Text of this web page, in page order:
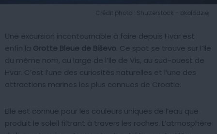
Crédit photo : Shutterstock – bkolodziej
Une excursion incontournable à faire depuis Hvar est
enfin la Grotte Bleue de Biševo . Ce spot se trouve sur l’île
du même nom, au large de l’île de Vis, au sud-ouest de
Hvar. C’est l’une des curiosités naturelles et l’une des
attractions marines les plus connues de Croatie.
Elle est connue pour les couleurs uniques de l’eau que
produit le soleil filtrant à travers les roches. L’atmosphère